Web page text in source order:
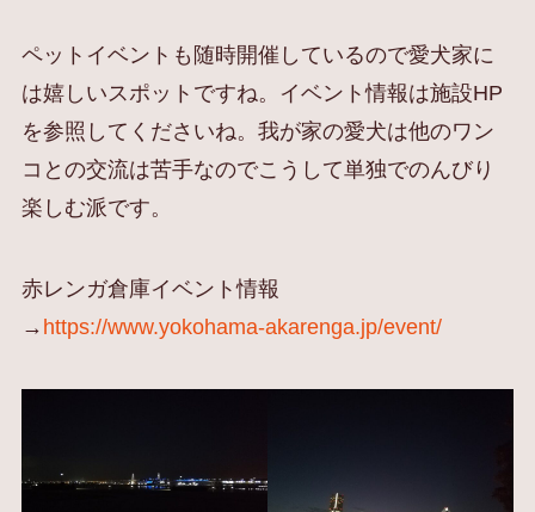
ペットイベントも随時開催しているので愛犬家に
は嬉しいスポットですね。イベント情報は施設HP
を参照してくださいね。我が家の愛犬は他のワン
コとの交流は苦手なのでこうして単独でのんびり
楽しむ派です。
赤レンガ倉庫イベント情報
→ https://www.yokohama-akarenga.jp/event/